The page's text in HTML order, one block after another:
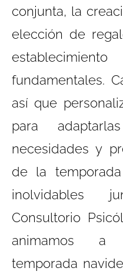
conjunta, la
elección de
fundamentales.
así que
para
necesidades y
de la
inolvidables
Consultorio
animamos a
temporada